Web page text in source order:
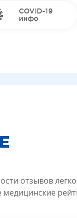
COVID-19
инфо
отзывов